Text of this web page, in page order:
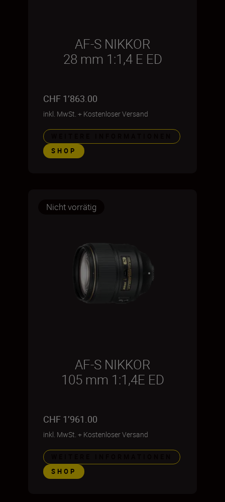
AF-S NIKKOR
28 mm 1:1,4 E ED
CHF 1’863.00
inkl. MwSt. + Kostenloser Versand
SHOP
Nicht vorrätig
AF-S NIKKOR
105 mm 1:1,4E ED
CHF 1’961.00
inkl. MwSt. + Kostenloser Versand
SHOP